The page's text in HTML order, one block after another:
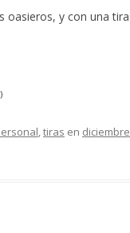
oasieros, y con una tira
,tiras en diciembre